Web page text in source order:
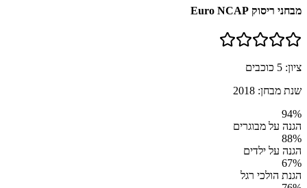
מבחני ריסוק Euro NCAP
ציון: 5 כוכבים
שנת מבחן: 2018
94%
הגנה על מבוגרים
88%
הגנה על ילדים
67%
הגנת הולכי רגל